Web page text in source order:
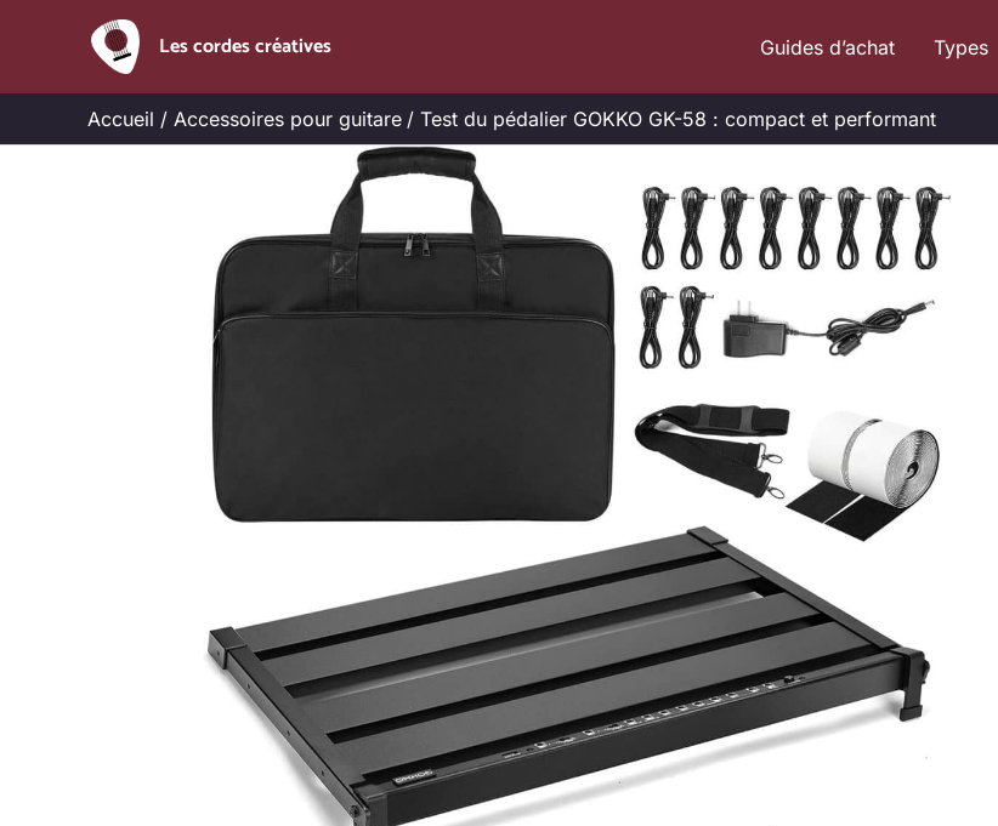
Les cordes créatives Guides d’achat Types
Accueil Accessoires pour guitare Test du pédalier GOKKO GK-58 : compact et performant